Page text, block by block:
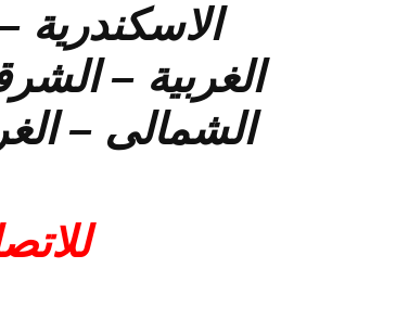
الاسكندرية
الغربية –
الشمالى –